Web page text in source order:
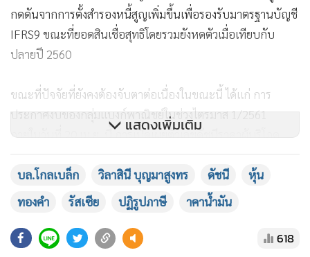
กดดันจากการตั้งสำรองหนี้สูญเพิ่มขึ้นเพื่อรองรับมาตรฐานบัญชี
IFRS9 ขณะที่ยอดสินเชื่อสุทธิโดยรวมยังหดตัวเมื่อเทียบกับ
ปลายปี 2560
ขณะที่ปัจจัยที่ยังคงต้องจับตาต่อเนื่องในขณะนี้ ได้แก่ การ
ประกาศงบของกลุ่มแบงก์พาณิชย์ในช่วงไตรมาส 1/2561
ภายในวันที่ 20 เม.ย. นี้ การเปิดเผยตัวเลขดัชนีราคาผู้บริโภค
(CPI) เดือน มี.ค. และเปิดเผยดุลบัญชีเดินสะพัดเดือน ก.พ. รวม
ทั้งเปิดเผยความเชื่อมั่นผู้บริโภคเดือน เม.ย. ของกลุ่ม EU การ
รายงานตัวเลขสต๊อกน้ำมันรายสัปดาห์ของสหรัฐฯ รายงานสรุป
ภาวะเศรษฐกิจ (Beige Book) จากธนาคารกลางสหรัฐ (เฟด) ซึ่ง
จะทราบผลในช่วงเช้าวันที่ 19 เม.ย. และการแจ้งตัวเลขจำนวนผู้
แสดงเพิ่มเติม
บล.โกลเบล็ก วิลาสินี บุญมาสูงทร ดัชนี
หุ้น
ทองคำ
รัสเซีย ปฏิรูปภาษี าคาน้ำมัน
618